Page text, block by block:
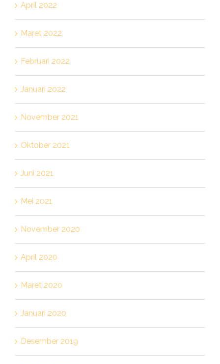
April 2022
Maret 2022
Februari 2022
Januari 2022
November 2021
Oktober 2021
Juni 2021
Mei 2021
November 2020
April 2020
Maret 2020
Januari 2020
Desember 2019